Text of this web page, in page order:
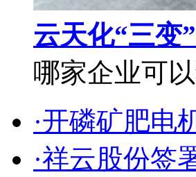
云天化“三变
哪家企业可
·开磷矿肥电
·祥云股份签